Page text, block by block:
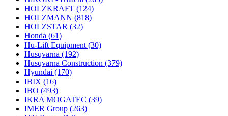
HOLZKRAFT (124)
HOLZMANN (818)
HOLZSTAR (32)
Honda (61)
Hu-Lift Equipment (30)
Husqvarna (192)
Husqvarna Construction (379)
Hyundai (170)
IBIX (16)
IBO (493)
IKRA MOGATEC (39)
IMER Group (263)